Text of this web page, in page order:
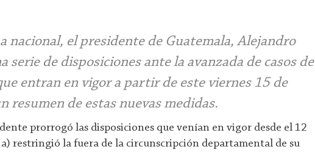
nacional, el presidente de Guatemala, Alejandro
serie de disposiciones ante la avanzada de casos de
entran en vigor a partir de este viernes 15 de
resumen de estas nuevas medidas.
prorrogó las disposiciones que venían en vigor desde el 12
restringió la fuera de la circunscripción departamental de su